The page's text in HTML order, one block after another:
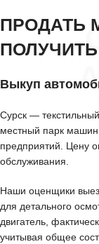
ПРОДАТЬ
Выкуп
Сурск —
местный парк машин
предприятий. Цену
обслуживания.
Наши оценщики
для детального
двигатель,
учитывая общее